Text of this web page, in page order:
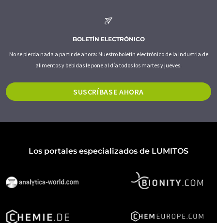
BOLETÍN ELECTRÓNICO
No se pierda nada a partir de ahora: Nuestro boletín electrónico de la industria de
alimentos y bebidas le pone al día todos los martes y jueves.
SUSCRÍBASE AHORA
Los portales especializados de LUMITOS